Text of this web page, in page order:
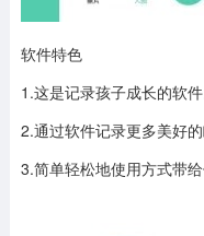
软件特色
1.这是记录孩子成长的软件
2.通过软件记录更多美好
3.简单轻松地使用方式带